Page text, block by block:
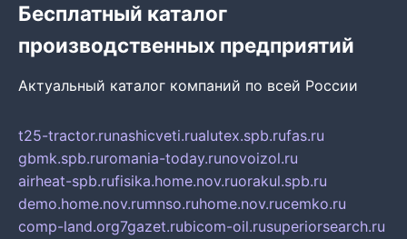
Бесплатный каталог
производственных предприятий
Актуальный каталог компаний по всей России
t25-tractor.runashicveti.rualutex.spb.rufas.ru
gbmk.spb.ruromania-today.runovoizol.ru
airheat-spb.rufisika.home.nov.ruorakul.spb.ru
demo.home.nov.rumnso.ruhome.nov.rucemko.ru
comp-land.org7gazet.rubicom-oil.rusuperiorsearch.ru